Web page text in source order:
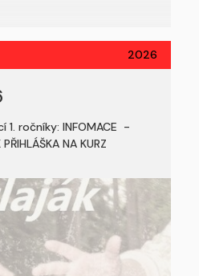
2026
ročníky: INFOMACE -
NA KURZ